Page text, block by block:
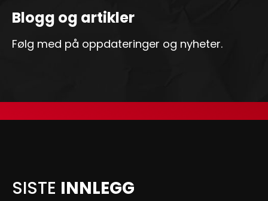
Blogg og artikler
Følg med på oppdateringer og nyheter.
SISTE INNLEGG